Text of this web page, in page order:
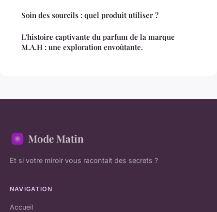
Soin des sourcils : quel produit utiliser ?
L'histoire captivante du parfum de la marque
M.A.H : une exploration envoûtante.
Mode Matin
Et si votre miroir vous racontait des secrets ?
NAVIGATION
Accueil